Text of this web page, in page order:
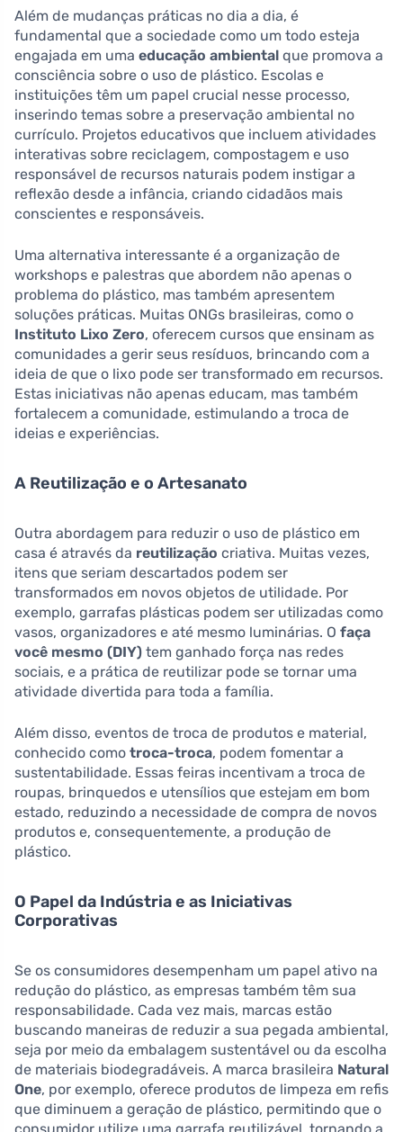
Além de mudanças práticas no dia a dia, é
fundamental que a sociedade como um todo esteja
engajada em uma educação ambiental que promova a
consciência sobre o uso de plástico. Escolas e
instituições têm um papel crucial nesse processo,
inserindo temas sobre a preservação ambiental no
currículo. Projetos educativos que incluem atividades
interativas sobre reciclagem, compostagem e uso
responsável de recursos naturais podem instigar a
reflexão desde a infância, criando cidadãos mais
conscientes e responsáveis.
Uma alternativa interessante é a organização de
workshops e palestras que abordem não apenas o
problema do plástico, mas também apresentem
soluções práticas. Muitas ONGs brasileiras, como o
Instituto Lixo Zero, oferecem cursos que ensinam as
comunidades a gerir seus resíduos, brincando com a
ideia de que o lixo pode ser transformado em recursos.
Estas iniciativas não apenas educam, mas também
fortalecem a comunidade, estimulando a troca de
ideias e experiências.
A Reutilização e o Artesanato
Outra abordagem para reduzir o uso de plástico em
casa é através da reutilização criativa. Muitas vezes,
itens que seriam descartados podem ser
transformados em novos objetos de utilidade. Por
exemplo, garrafas plásticas podem ser utilizadas como
vasos, organizadores e até mesmo luminárias. O faça
você mesmo (DIY) tem ganhado força nas redes
sociais, e a prática de reutilizar pode se tornar uma
atividade divertida para toda a família.
Além disso, eventos de troca de produtos e material,
conhecido como troca-troca, podem fomentar a
sustentabilidade. Essas feiras incentivam a troca de
roupas, brinquedos e utensílios que estejam em bom
estado, reduzindo a necessidade de compra de novos
produtos e, consequentemente, a produção de
plástico.
O Papel da Indústria e as Iniciativas
Corporativas
Se os consumidores desempenham um papel ativo na
redução do plástico, as empresas também têm sua
responsabilidade. Cada vez mais, marcas estão
buscando maneiras de reduzir a sua pegada ambiental,
seja por meio da embalagem sustentável ou da escolha
de materiais biodegradáveis. A marca brasileira Natural
One, por exemplo, oferece produtos de limpeza em refis
que diminuem a geração de plástico, permitindo que o